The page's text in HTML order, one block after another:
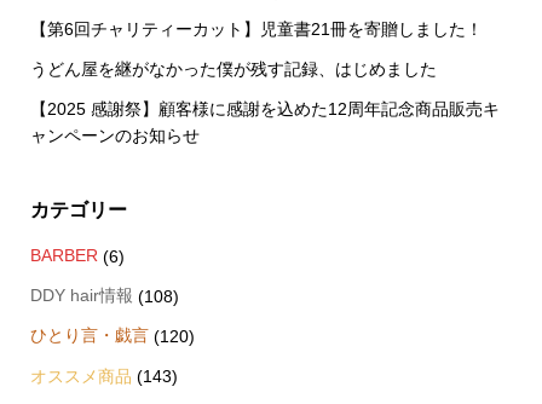
【第6回チャリティーカット】児童書21冊を寄贈しました！
うどん屋を継がなかった僕が残す記録、はじめました
【2025 感謝祭】顧客様に感謝を込めた12周年記念商品販売キ
ャンペーンのお知らせ
カテゴリー
BARBER (6)
DDY hair情報 (108)
ひとり言・戯言(120)
オススメ商品 (143)